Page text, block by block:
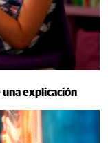
una explicación